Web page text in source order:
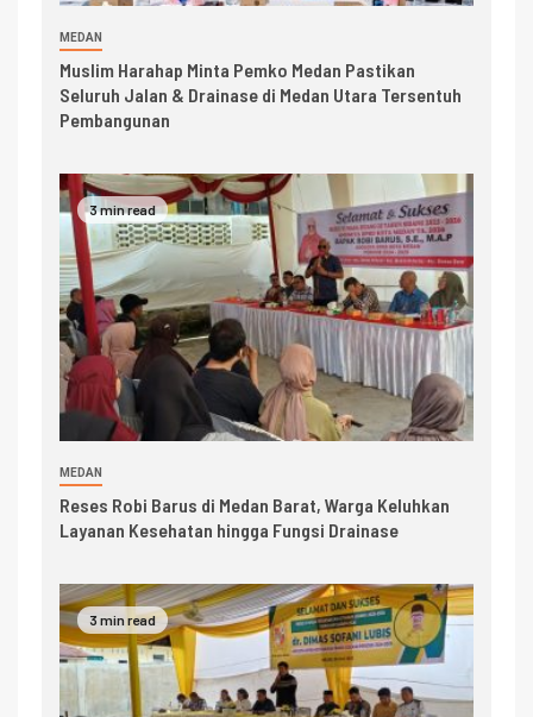
MEDAN
Muslim Harahap Minta Pemko Medan Pastikan
Seluruh Jalan & Drainase di Medan Utara Tersentuh
Pembangunan
3 min read
MEDAN
Reses Robi Barus di Medan Barat, Warga Keluhkan
Layanan Kesehatan hingga Fungsi Drainase
3 min read